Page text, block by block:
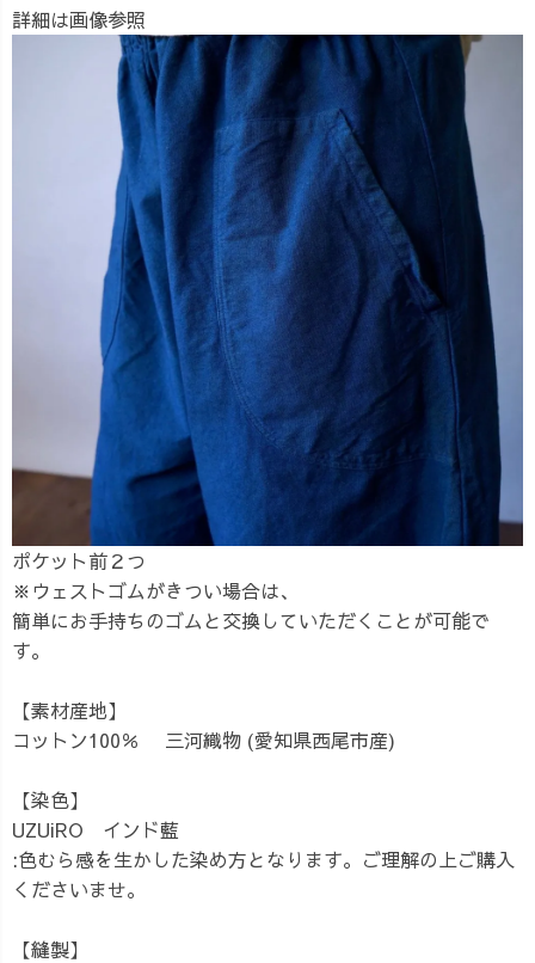
詳細は画像参照
ポケット前２つ
※ウェストゴムがきつい場合は、
簡単にお手持ちのゴムと交換していただくことが可能で
す。
【素材産地】
コットン100％ 三河織物 (愛知県西尾市産)
【染色】
UZUiRO インド藍
:色むら感を生かした染め方となります。ご理解の上ご購入
くださいませ。
【縫製】